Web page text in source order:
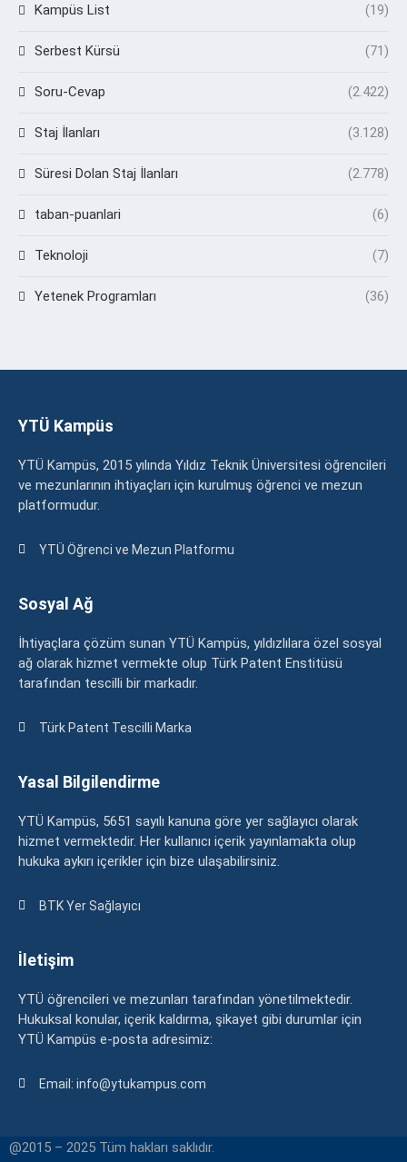
Kampüs List (19)
Serbest Kürsü (71)
Soru-Cevap (2.422)
Staj İlanları (3.128)
Süresi Dolan Staj İlanları (2.778)
taban-puanlari (6)
Teknoloji (7)
Yetenek Programları (36)
YTÜ Kampüs
YTÜ Kampüs, 2015 yılında Yıldız Teknik Üniversitesi öğrencileri
ve mezunlarının ihtiyaçları için kurulmuş öğrenci ve mezun
platformudur.
YTÜ Öğrenci ve Mezun Platformu
Sosyal Ağ
İhtiyaçlara çözüm sunan YTÜ Kampüs, yıldızlılara özel sosyal
ağ olarak hizmet vermekte olup Türk Patent Enstitüsü
tarafından tescilli bir markadır.
Türk Patent Tescilli Marka
Yasal Bilgilendirme
YTÜ Kampüs, 5651 sayılı kanuna göre yer sağlayıcı olarak
hizmet vermektedir. Her kullanıcı içerik yayınlamakta olup
hukuka aykırı içerikler için bize ulaşabilirsiniz.
BTK Yer Sağlayıcı
İletişim
YTÜ öğrencileri ve mezunları tarafından yönetilmektedir.
Hukuksal konular, içerik kaldırma, şikayet gibi durumlar için
YTÜ Kampüs e-posta adresimiz:
Email: info@ytukampus.com
@2015 – 2025 Tüm hakları saklıdır.